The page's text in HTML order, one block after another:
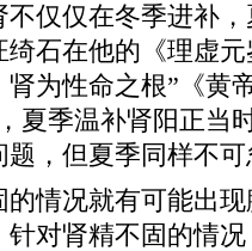
仅仅在冬季进补，
石在他的《理虚
为性命之根”《黄
夏季温补肾阳正当
，但夏季同样不
情况就有可能出现
对肾精不固的情